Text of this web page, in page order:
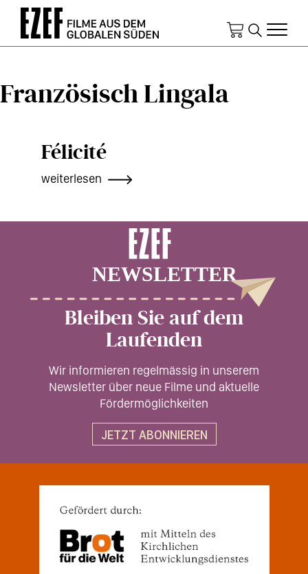
Direkt
Inhalt
Französisch Lingala
Félicité
weiterlesen
Bleiben Sie auf dem
Laufenden
Wir informieren regelmässig in unserem
Newsletter über neue Filme und aktuelle
Fördermöglichkeiten
JETZT ABONNIEREN